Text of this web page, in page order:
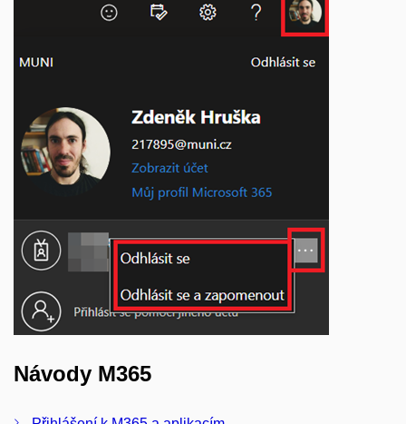
Návody M365